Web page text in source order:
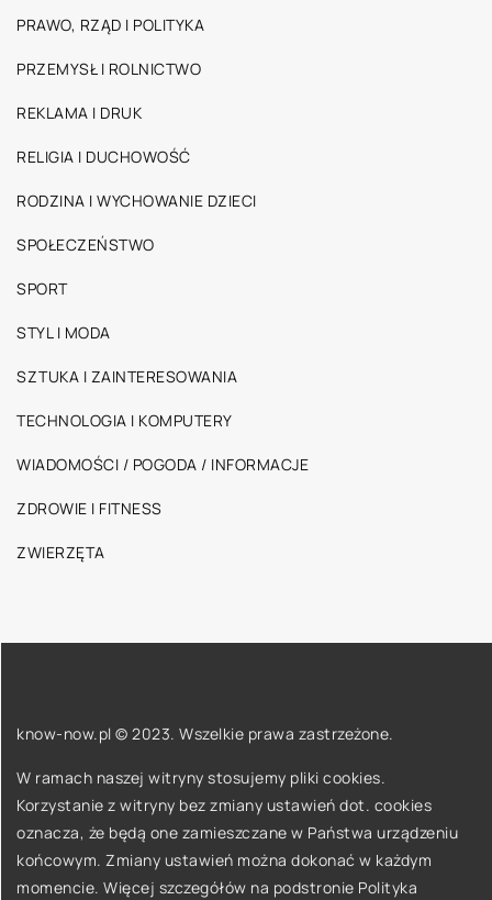
PRAWO, RZĄD I POLITYKA
PRZEMYSŁ I ROLNICTWO
REKLAMA I DRUK
RELIGIA I DUCHOWOŚĆ
RODZINA I WYCHOWANIE DZIECI
SPOŁECZEŃSTWO
SPORT
STYL I MODA
SZTUKA I ZAINTERESOWANIA
TECHNOLOGIA I KOMPUTERY
WIADOMOŚCI / POGODA / INFORMACJE
ZDROWIE I FITNESS
ZWIERZĘTA
know-now.pl © 2023. Wszelkie prawa zastrzeżone.
W ramach naszej witryny stosujemy pliki cookies.
Korzystanie z witryny bez zmiany ustawień dot. cookies
oznacza, że będą one zamieszczane w Państwa urządzeniu
końcowym. Zmiany ustawień można dokonać w każdym
momencie. Więcej szczegółów na podstronie Polityka